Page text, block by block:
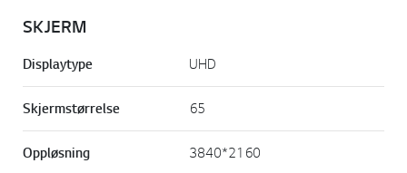
SKJERM
Displaytype UHD
Skjermstørrelse 65
Oppløsning 3840*2160